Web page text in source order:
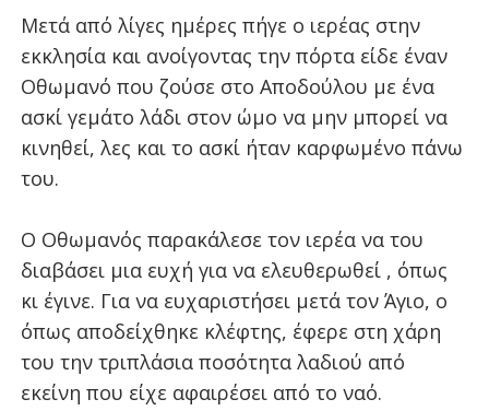
Μετά από λίγες ημέρες πήγε ο ιερέας στην
εκκλησία και ανοίγοντας την πόρτα είδε έναν
Οθωμανό που ζούσε στο Αποδούλου με ένα
ασκί γεμάτο λάδι στον ώμο να μην μπορεί να
κινηθεί, λες και το ασκί ήταν καρφωμένο πάνω
του.
Ο Οθωμανός παρακάλεσε τον ιερέα να του
διαβάσει μια ευχή για να ελευθερωθεί , όπως
κι έγινε. Για να ευχαριστήσει μετά τον Άγιο, ο
όπως αποδείχθηκε κλέφτης, έφερε στη χάρη
του την τριπλάσια ποσότητα λαδιού από
εκείνη που είχε αφαιρέσει από το ναό.